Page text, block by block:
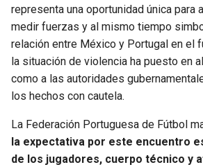
representa una oportunidad única para
medir fuerzas y al mismo tiempo
relación entre México y Portugal en el
la situación de violencia ha puesto en
como a las autoridades
los hechos con cautela.
La Federación Portuguesa de Fútbol
la expectativa por este encuentro
de los jugadores, cuerpo técnico y